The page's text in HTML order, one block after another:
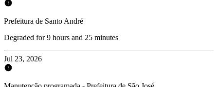
Prefeitura de Santo André
Degraded for 9 hours and 25 minutes
Jul 23, 2026